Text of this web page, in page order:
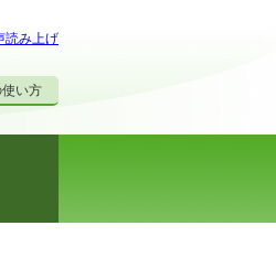
読み上げ
い方